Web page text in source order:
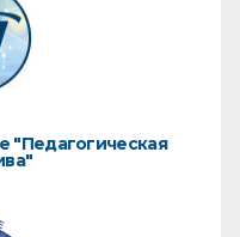
"Педагогическая